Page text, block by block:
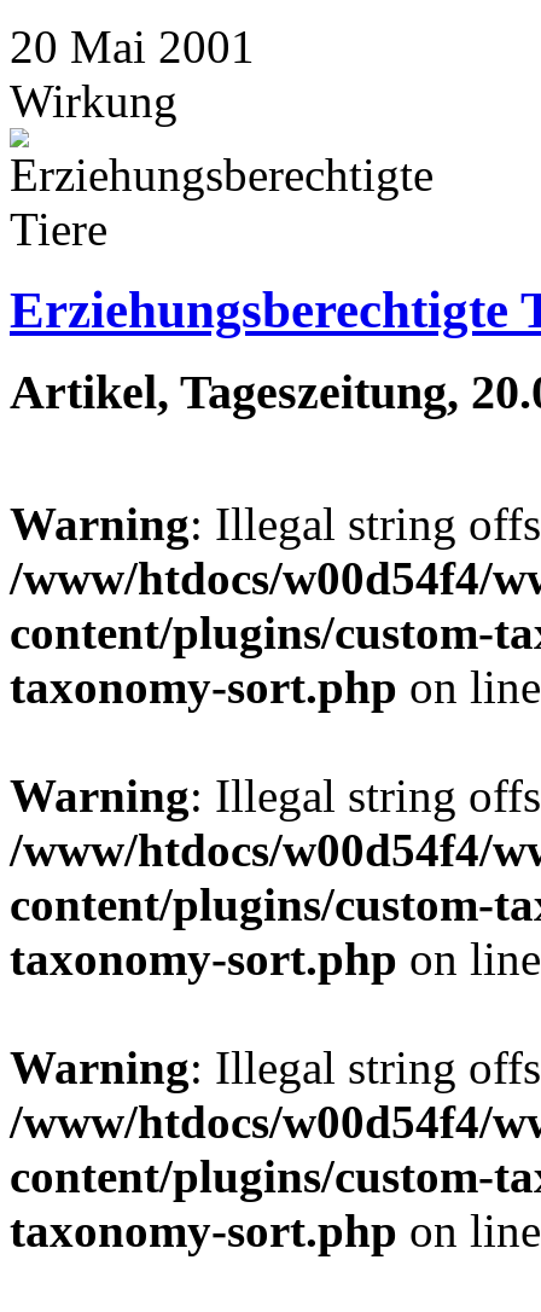
20 Mai 2001
Wirkung
Erziehungsberechtigte
Artikel, Tageszeitung,
Warning: Illegal string
/www/htdocs/w00d54f4/
content/plugins/custom-
taxonomy-sort.php on
Warning: Illegal string
/www/htdocs/w00d54f4/
content/plugins/custom-
taxonomy-sort.php on
Warning: Illegal string
/www/htdocs/w00d54f4/
content/plugins/custom-
taxonomy-sort.php on